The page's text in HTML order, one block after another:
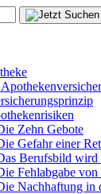
Zehn Gebote
Gefahr einer
Berufsbild wird
Fehlabgabe von
Nachhaftung in